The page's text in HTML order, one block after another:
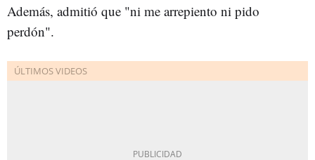
Además, admitió que "ni me arrepiento ni pido
perdón".